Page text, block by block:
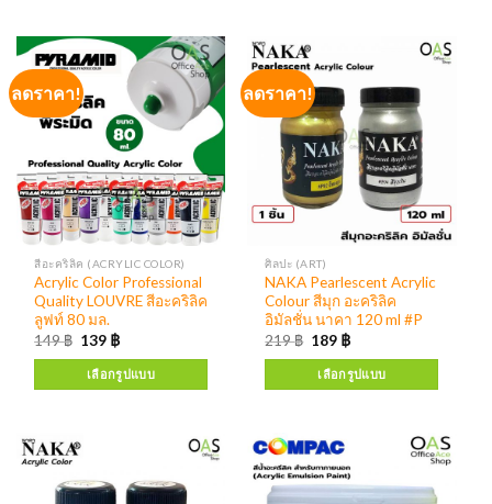
ลดราคา!
สีอะคริลิค (ACRYLIC COLOR)
Acrylic Color Professional
Quality LOUVRE สีอะคริลิค
ลูฟท์ 80 มล.
149฿ 139 ฿
เลือกรูปแบบ
ลดราคา!
ศิลปะ (ART)
NAKA Pearlescent Acrylic
Colour สีมุก อะคริลิค
อิมัลชั่น นาคา 120 ml #P
219฿ 189 ฿
เลือกรูปแบบ